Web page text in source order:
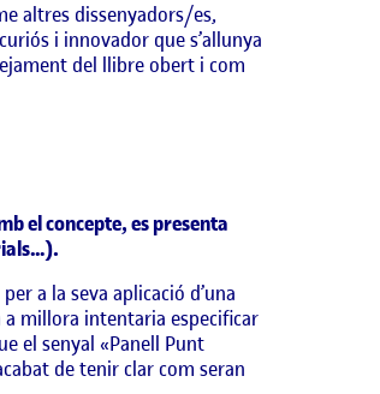
altres dissenyadors/es,
i innovador que s’allunya
del llibre obert i com
el concepte, es presenta
a la seva aplicació d’una
a millora intentaria especificar
el senyal «Panell Punt
de tenir clar com seran